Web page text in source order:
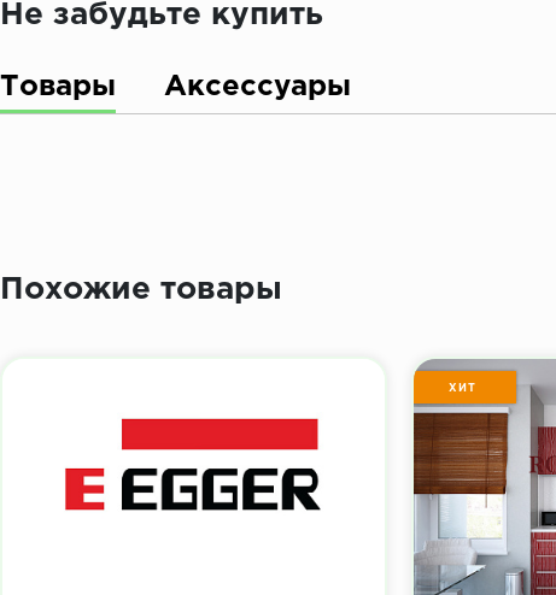
Не забудьте купить
Товары Аксессуары
Похожие товары
ХИТ